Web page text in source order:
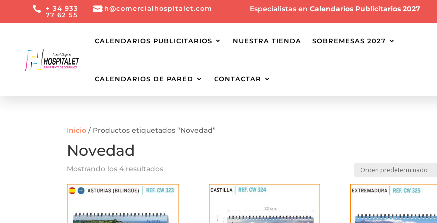
 + 34 933
77 62 55
ch@comercialhospitalet.com Especialistas enCalendarios Publicitarios 2027
CALENDARIOS PUBLICITARIOS NUESTRA TIENDA SOBREMESAS 2027
CALENDARIOS DE PARED CONTACTAR
Inicio / Productos etiquetados “Novedad”
Novedad
Mostrando los 4 resultados